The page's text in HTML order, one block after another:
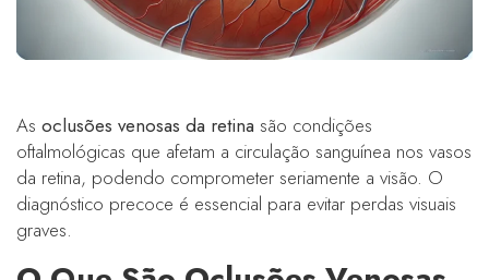
As oclusões venosas da retina são condições
oftalmológicas que afetam a circulação sanguínea nos vasos
da retina, podendo comprometer seriamente a visão. O
diagnóstico precoce é essencial para evitar perdas visuais
graves.